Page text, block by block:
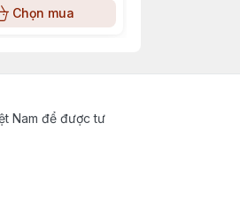
Chọn mua
Nam để được tư